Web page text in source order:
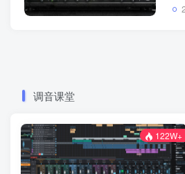
调音课堂
122W+